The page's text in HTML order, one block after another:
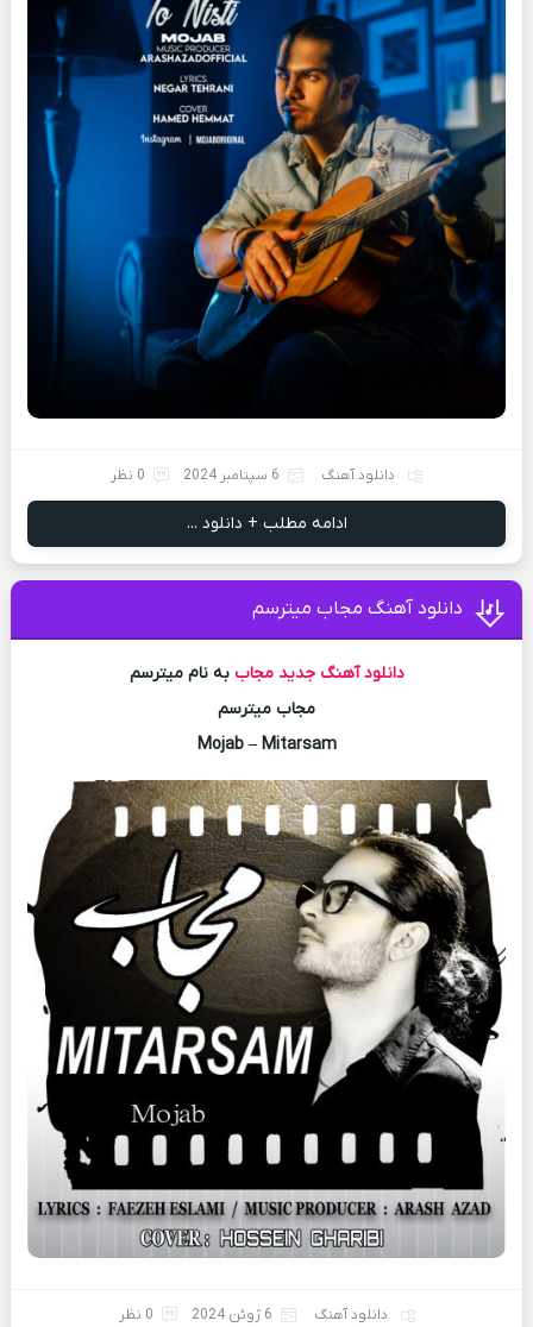
دانلود آهنگ 6 سپتامبر 2024 0 نظر
ادامه مطلب + دانلود ...
دانلود آهنگ مجاب میترسم
دانلود آهنگ جدید مجاب به نام میترسم
مجاب میترسم
Mojab – Mitarsam
دانلود آهنگ 6 ژوئن 2024 0 نظر